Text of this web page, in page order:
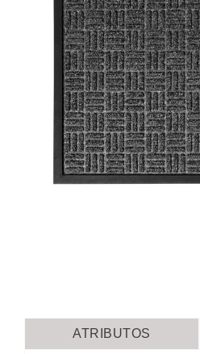
ATRIBUTOS